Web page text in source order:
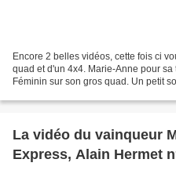
Encore 2 belles vidéos, cette fois ci
quad et d'un 4x4. Marie-Anne pour
Féminin sur son gros quad. Un petit
La vidéo du vainqueur
Express, Alain Hermet